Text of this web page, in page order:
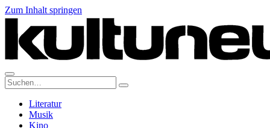
Zum Inhalt springen
Suche:
Literatur
Musik
Kino